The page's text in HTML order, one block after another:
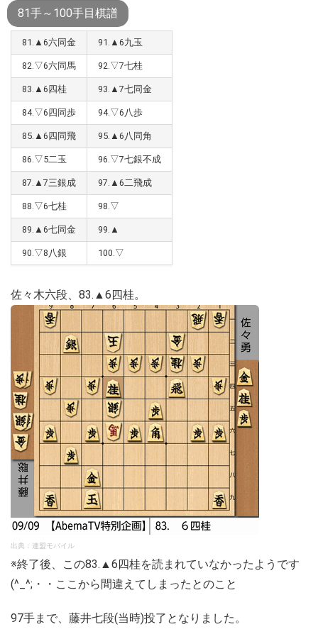
81手～100手目棋譜
81.▲6六同金 91.▲6九玉
82.▽6六同馬 92.▽7七桂
83.▲6四桂 93.▲7七同金
84.▽6四同歩 94.▽6八歩
85.▲6四同飛 95.▲6八同角
86.▽5二玉 96.▽7七銀不成
87.▲7三銀成 97.▲6二飛成
88.▽6七桂 98.▽
89.▲6七同金 99.▲
90.▽8八銀 100.▽
佐々木六段、83.▲6四桂。
出典：連盟モバイル
※終了後、この83.▲6四桂を読まれていなかったようです
(^_^;・・ここから間違えてしまったとのこと
97手まで、藤井七段(当時)投了となりました。